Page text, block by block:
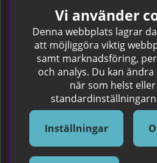
Hitta färgkoden på bilen.
Företagskund
Om oss
Om Spraycan
IKEA Färger
Sök Säkerhetsdatablad
Vi använder
Denna webbplats lagrar
att möjliggöra viktig
samt marknadsföring,
och analys. Du kan
när som helst
Inställningar